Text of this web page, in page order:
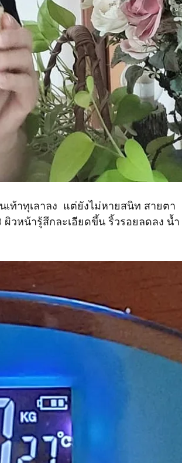
ท้าทุเลาลง​  แต่ยังไม่หายสนิท​ สายตา
วหน้ารู้สึกละเอียดขึ้น​ ริ้วรอยลดลง​ น้ำ